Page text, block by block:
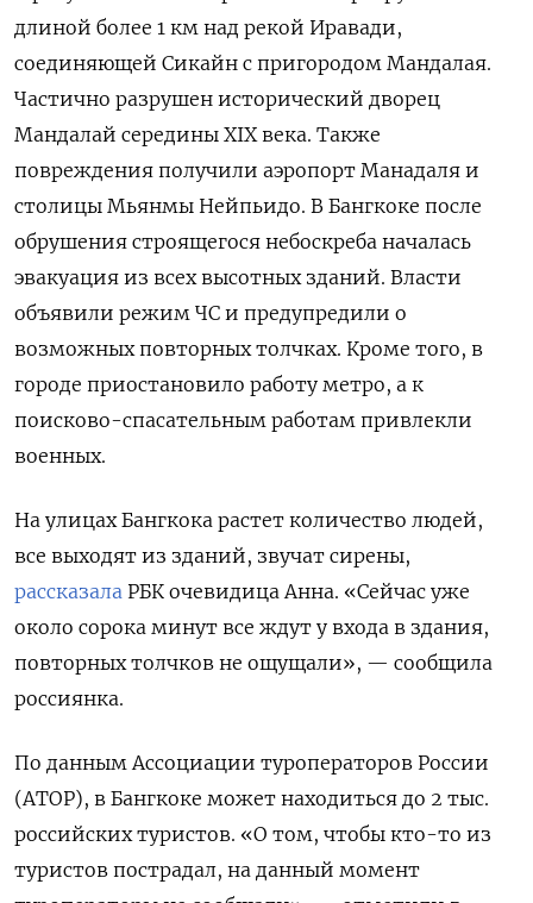
длиной более 1 км над рекой Иравади,
соединяющей Сикайн с пригородом Мандалая.
Частично разрушен исторический дворец
Мандалай середины XIX века. Также
повреждения получили аэропорт Манадаля и
столицы Мьянмы Нейпьидо. В Бангкоке после
обрушения строящегося небоскреба началась
эвакуация из всех высотных зданий. Власти
объявили режим ЧС и предупредили о
возможных повторных толчках. Кроме того, в
городе приостановило работу метро, а к
поисково-спасательным работам привлекли
военных.
На улицах Бангкока растет количество людей,
все выходят из зданий, звучат сирены,
рассказала РБК очевидица Анна. «Сейчас уже
около сорока минут все ждут у входа в здания,
повторных толчков не ощущали», — сообщила
россиянка.
По данным Ассоциации туроператоров России
(АТОР), в Бангкоке может находиться до 2 тыс.
российских туристов. «О том, чтобы кто-то из
туристов пострадал, на данный момент